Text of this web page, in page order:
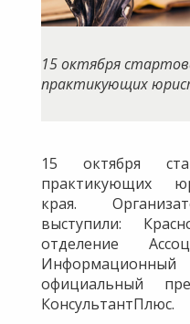
​15 октября
практикующих
15 октября
практикующих
края.
выступили:
отделение
официальный
КонсультантПлюс.